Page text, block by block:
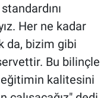
Her ne kadar
da, bizim gibi
Bu bilinçle
kalitesini